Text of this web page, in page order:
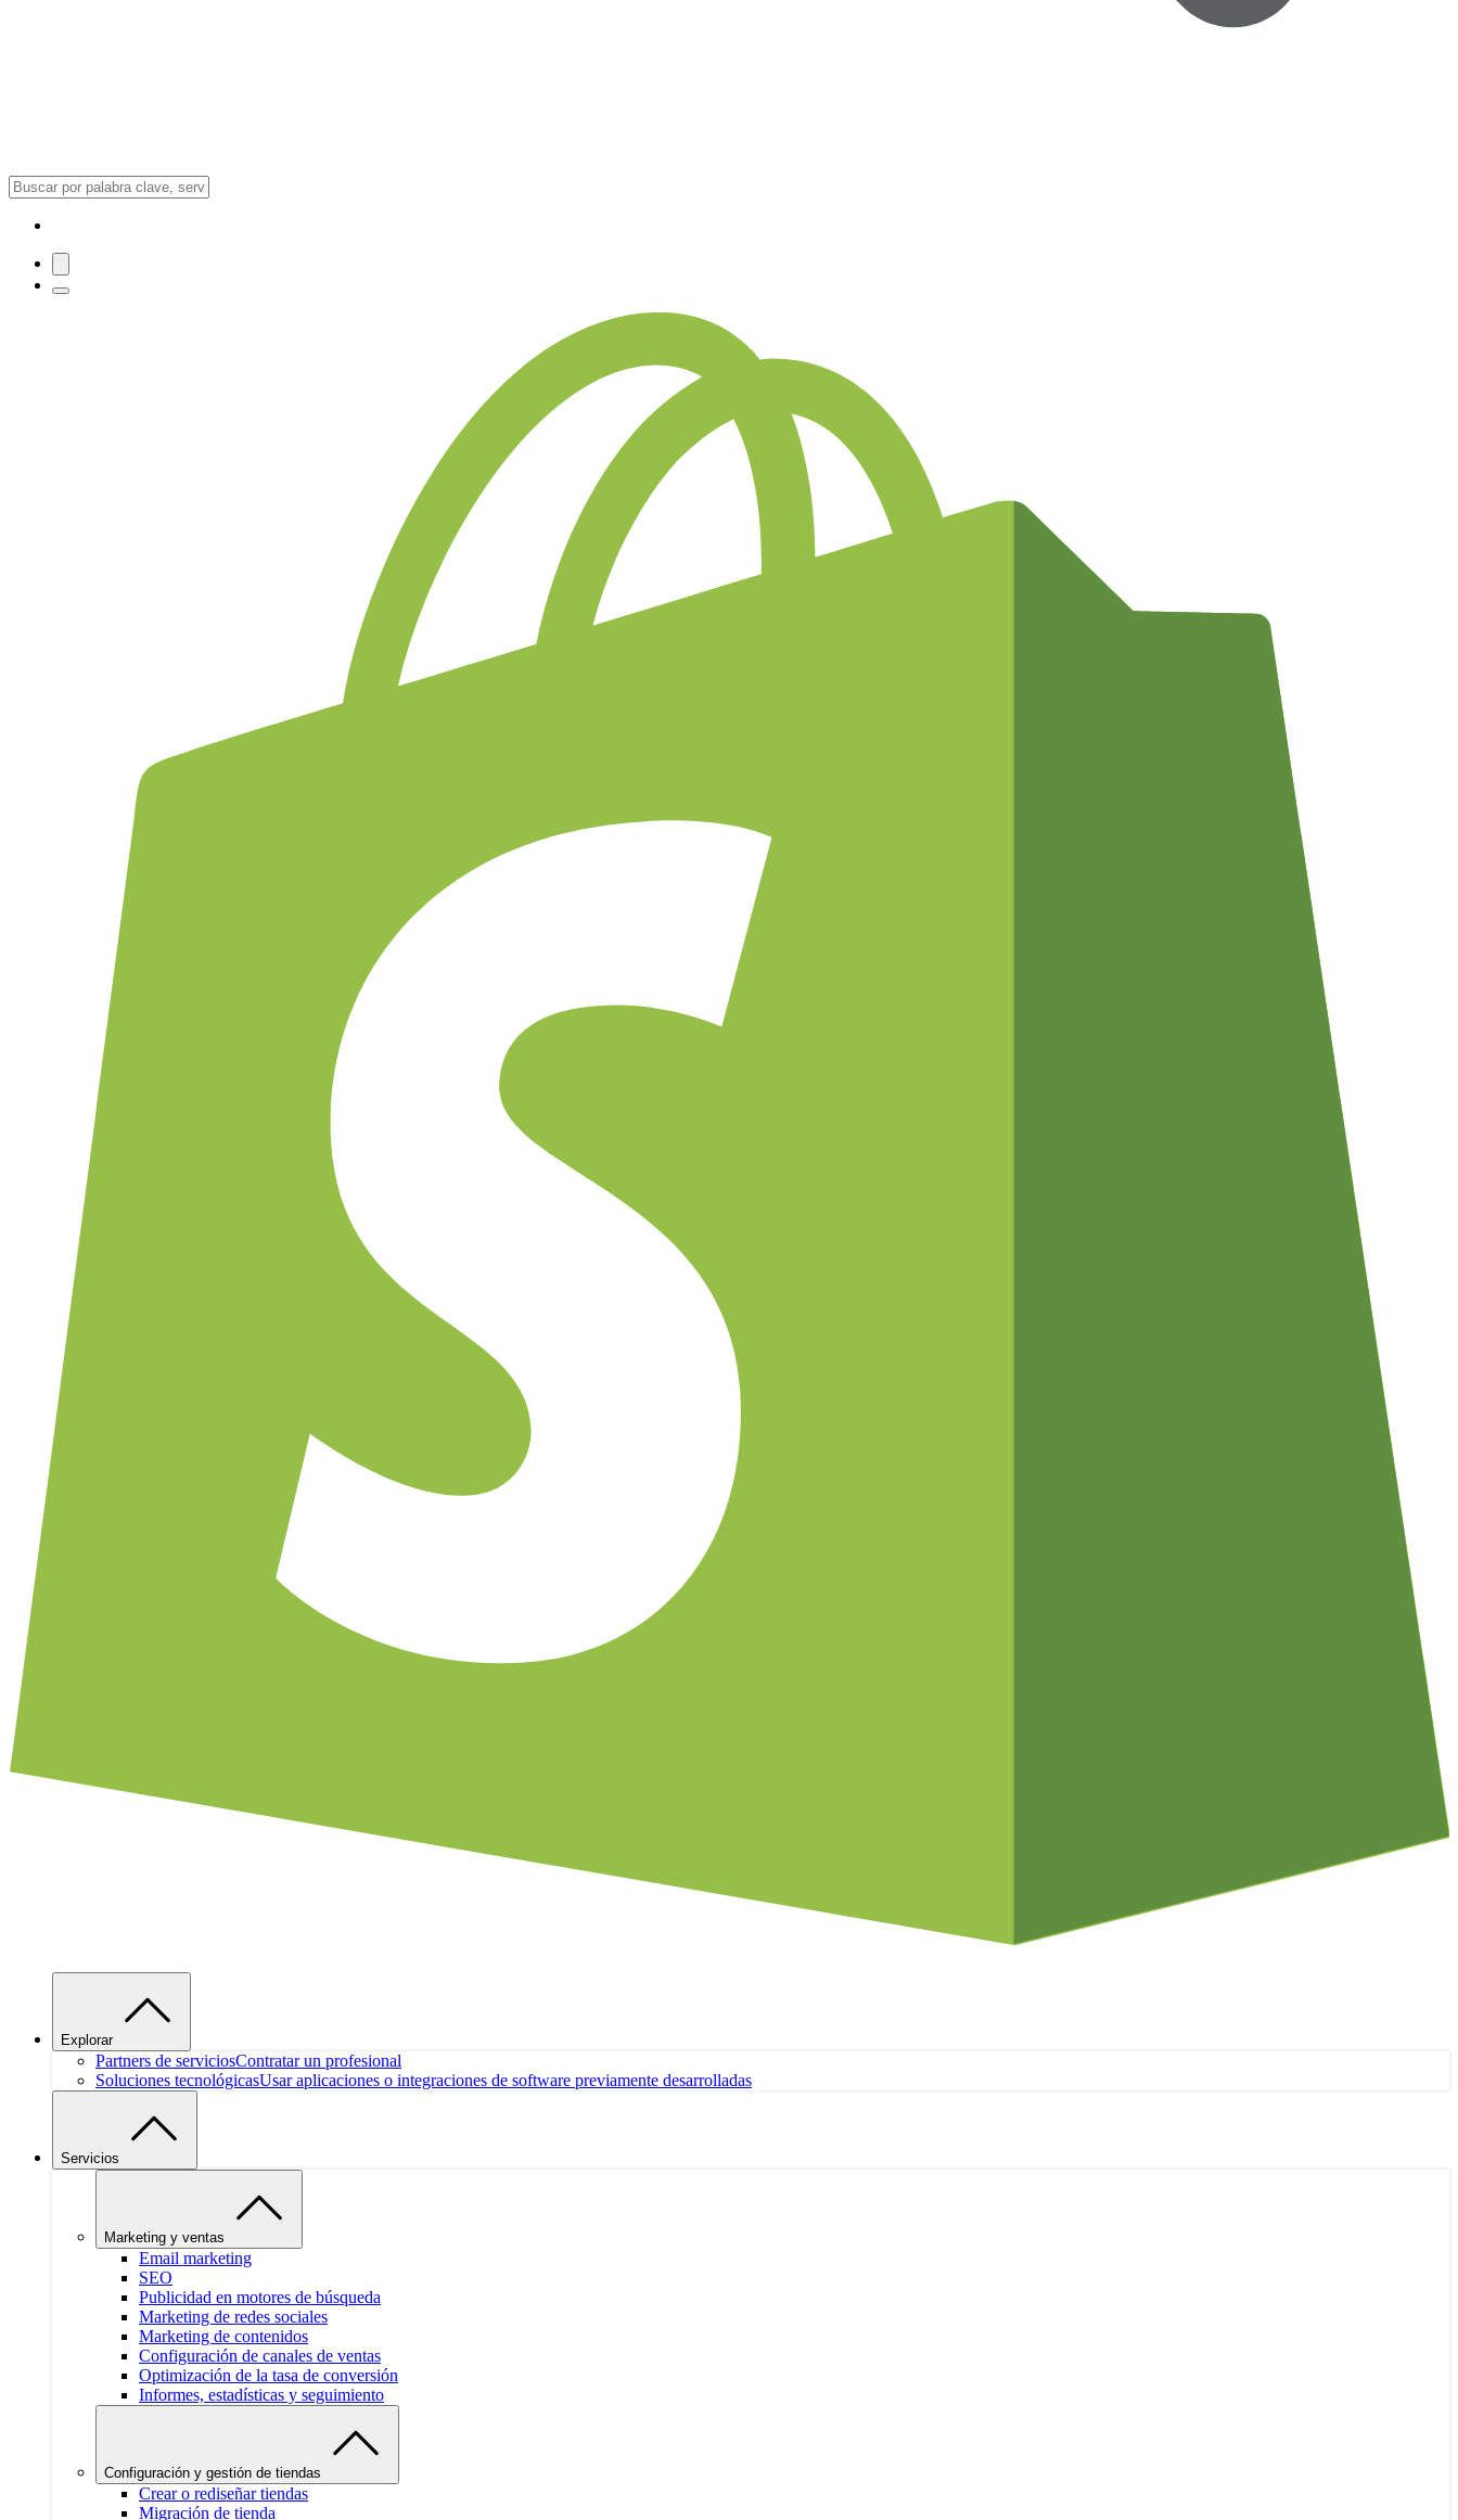
Explorar
Partners de serviciosContratar un profesional
Soluciones tecnológicasUsar aplicaciones o integraciones de software previamente desarrolladas
Servicios
Marketing y ventas
Email marketing
SEO
Publicidad en motores de búsqueda
Marketing de redes sociales
Marketing de contenidos
Configuración de canales de ventas
Optimización de la tasa de conversión
Informes, estadísticas y seguimiento
Configuración y gestión de tiendas
Crear o rediseñar tiendas
Migración de tienda